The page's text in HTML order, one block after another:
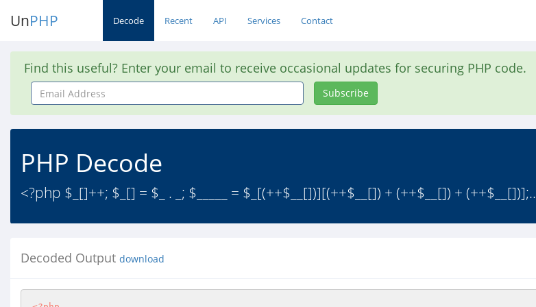
UnPHP Decode Recent API Services Contact
Find this useful? Enter your email to receive occasional updates for securing PHP code.
Email
Address
Subscribe
PHP Decode
<?php $_[]++; $_[] = $_ . _; $_____ = $_[(++$__[])][(++$__[]) + (++$__[]) + (++$__[])];..
Decoded Output download